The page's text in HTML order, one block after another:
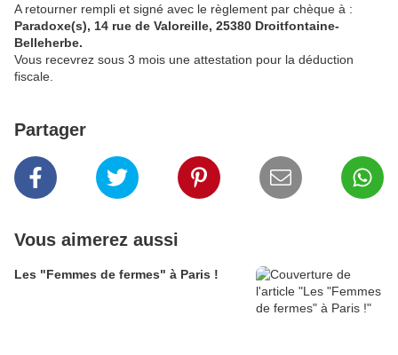
A retourner rempli et signé avec le règlement par chèque à :
Paradoxe(s), 14 rue de Valoreille, 25380 Droitfontaine-
Belleherbe.
Vous recevrez sous 3 mois une attestation pour la déduction
fiscale.
Partager
Vous aimerez aussi
Les "Femmes de fermes" à Paris !